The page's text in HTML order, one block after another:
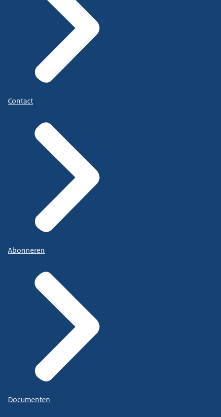
Contact
Abonneren
Documenten